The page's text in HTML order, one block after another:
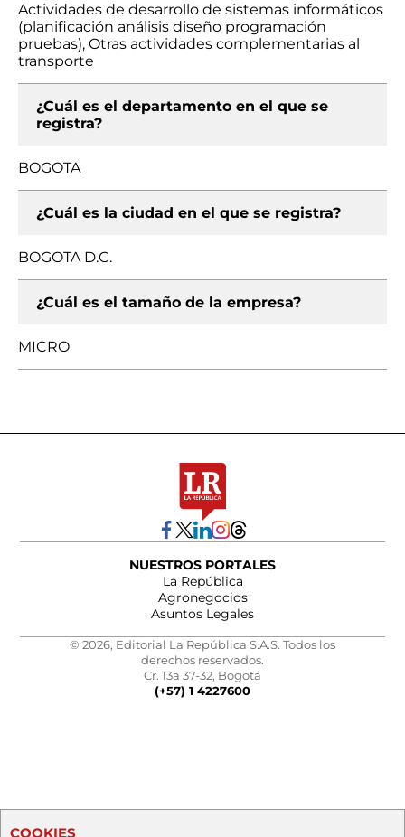
Actividades de desarrollo de sistemas informáticos
(planificación análisis diseño programación
pruebas), Otras actividades complementarias al
transporte
¿Cuál es el departamento en el que se
registra?
BOGOTA
¿Cuál es la ciudad en el que se registra?
BOGOTA D.C.
¿Cuál es el tamaño de la empresa?
MICRO
NUESTROS PORTALES
La República
Agronegocios
Asuntos Legales
© 2026, Editorial La República S.A.S. Todos los
derechos reservados.
Cr. 13a 37-32, Bogotá
(+57) 1 4227600
COOKIES